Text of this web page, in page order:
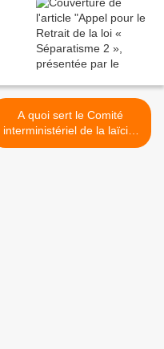
A quoi sert le Comité
interministériel de la laïcité
? A rien pour la laïcité, à